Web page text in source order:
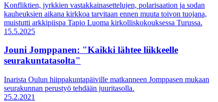
Konfliktien, jyrkkien vastakkainasettelujen, polarisaation ja sodan
kauheuksien aikana kirkkoa tarvitaan ennen muuta toivon tuojana,
muistutti arkkipiispa Tapio Luoma kirkolliskokouksessa Turussa.
15.5.2025
Jouni Jomppanen: "Kaikki lähtee liikkeelle
seurakuntatasolta"
Inarista Oulun hiippakuntapäiville matkanneen Jomppasen mukaan
seurakunnan perustyö tehdään juuritasolla.
25.2.2021